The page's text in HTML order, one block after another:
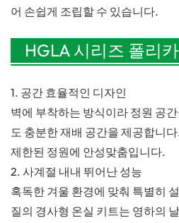
어 손쉽게 조립할 수 있습니다.
HGLA 시리즈 폴리
1. 공간 효율적인 디자인
벽에 부착하는 방식이라 정원 공
도 충분한 재배 공간을 제공합니
제한된 정원에 안성맞춤입니다.
2. 사계절 내내 뛰어난 성능
혹독한 겨울 환경에 맞춰 특별히
질의 경사형 온실 키트는 영하의